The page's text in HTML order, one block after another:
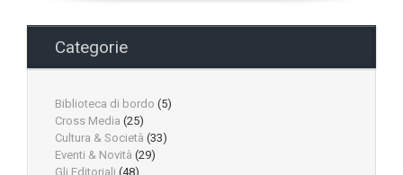
Categorie
Biblioteca di bordo (5)
Cross Media (25)
Cultura & Società (33)
Eventi & Novità (29)
Gli Editoriali (48)